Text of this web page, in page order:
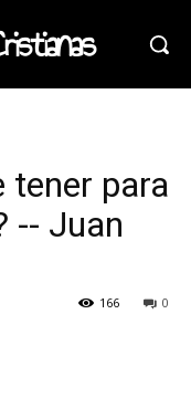
tener para
-- Juan
0
166